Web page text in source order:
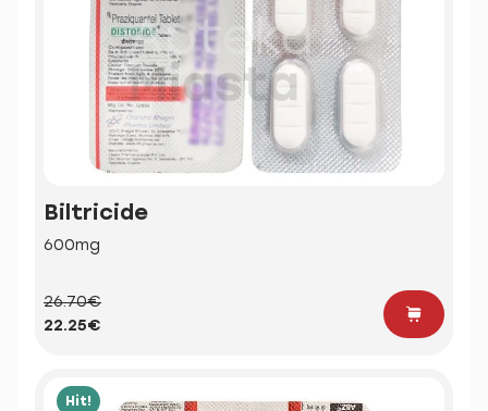
Biltricide
600mg
26.70€
22.25€
Hit!